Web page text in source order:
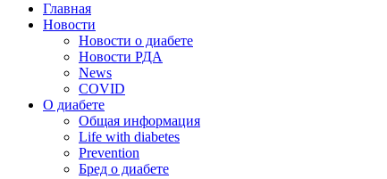
Главная
Новости
Новости о диабете
Новости РДА
News
COVID
О диабете
Общая информация
Life with diabetes
Prevention
Бред о диабете